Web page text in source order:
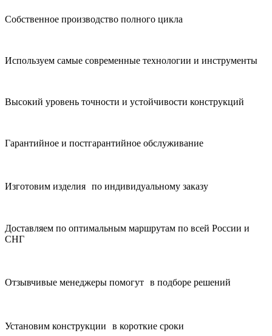
Собственное производство полного цикла
Используем самые современные технологии и инструменты
Высокий уровень точности и устойчивости конструкций
Гарантийное и постгарантийное обслуживание
Изготовим изделия по индивидуальному заказу
Доставляем по оптимальным маршрутам по всей России и
СНГ
Отзывчивые менеджеры помогут в подборе решений
Установим конструкции в короткие сроки